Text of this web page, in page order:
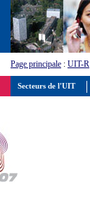
Page principale : UIT-R
Secteurs de l'UIT